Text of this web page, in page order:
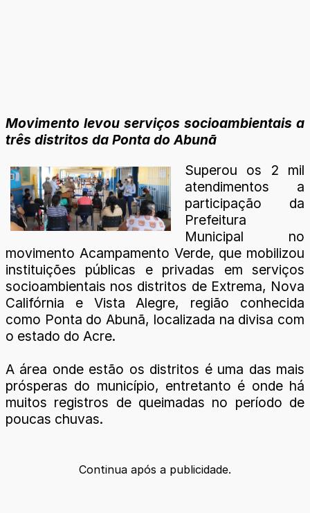
Movimento levou serviços socioambientais a
três distritos da Ponta do Abunã
Superou os 2 mil
atendimentos a
participação da
Prefeitura
Municipal no
movimento Acampamento Verde, que mobilizou
instituições públicas e privadas em serviços
socioambientais nos distritos de Extrema, Nova
Califórnia e Vista Alegre, região conhecida
como Ponta do Abunã, localizada na divisa com
o estado do Acre.
A área onde estão os distritos é uma das mais
prósperas do município, entretanto é onde há
muitos registros de queimadas no período de
poucas chuvas.
Continua após a publicidade.